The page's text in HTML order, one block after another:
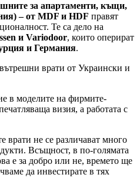
за апартаменти, къщи,
– от MDF и HDF правят
Те са дело на
и Variodoor, които оперират
и Германия.
врати от Украински и
в моделите на фирмите-
визия, а работата с
врати не се различават много
Всъщност, в по-голямата
е за добро или не, времето ще
да инвестирате в тях